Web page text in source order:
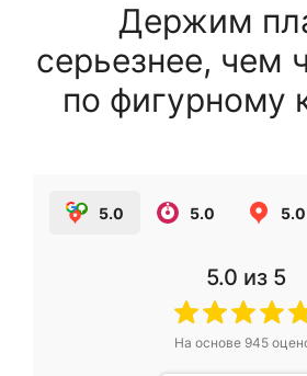
Держим
серьезнее, чем
по фигурному
5.0 5.0 5.0
5.0 из 5
На основе 945